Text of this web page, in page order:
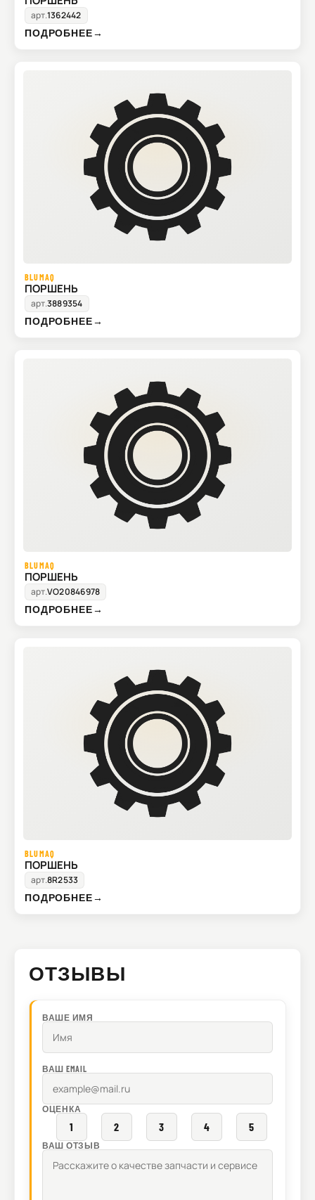
арт.1362442
ПОДРОБНЕЕ→
BLUMAQ
ПОРШЕНЬ
арт.3889354
ПОДРОБНЕЕ→
BLUMAQ
ПОРШЕНЬ
арт.VO20846978
ПОДРОБНЕЕ→
BLUMAQ
ПОРШЕНЬ
арт.8R2533
ПОДРОБНЕЕ→
ОТЗЫВЫ
ВАШЕ ИМЯ
ВАШ EMAIL
ОЦЕНКА
1 2 3 4 5
ВАШ ОТЗЫВ